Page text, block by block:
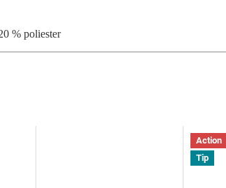
% poliester
Action
Tip